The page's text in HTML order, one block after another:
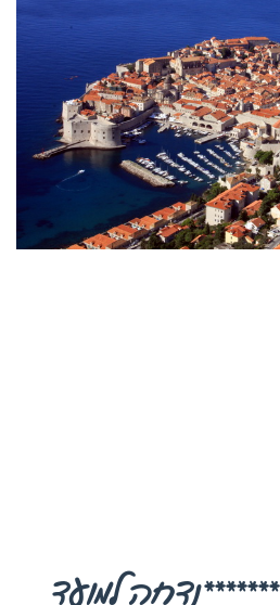
למועד